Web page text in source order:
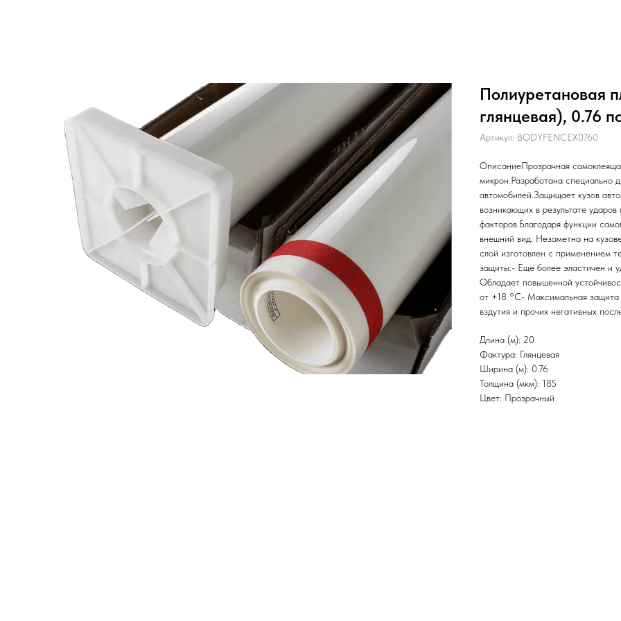
Полиуретановая
глянцевая), 0.76
Артикул: BODYFENCEX0760
ОписаниеПрозрачная
микрон.Разработана специально
автомобилей.Защищает кузов
возникающих в результате
факторов.Благодаря функции
внешний вид. Незаметна на
слой изготовлен с применением
защиты:- Ещё более эластичен и
Обладает повышенной
от +18 °C- Максимальная защита
вздутия и прочих негативных
Длина (м): 20
Фактура: Глянцевая
Ширина (м): 0.76
Толщина (мкм): 185
Цвет: Прозрачный